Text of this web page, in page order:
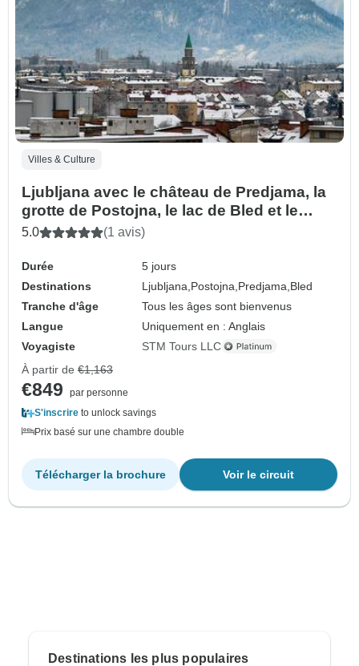
Villes & Culture
Ljubljana avec le château de Predjama, la
grotte de Postojna, le lac de Bled et le
château de Ljubljana - 5 jours
5.0 (1 avis)
Durée
5 jours
Destinations
Ljubljana, Postojna, Predjama, Bled
Tranche d'âge
Tous les âges sont bienvenus
Langue
Uniquement en : Anglais
Voyagiste
STM Tours LLC
À partir de €1,163
€849
par personne
S'inscrire to unlock savings
Prix basé sur une chambre double
Voir le circuit
Télécharger la brochure
Destinations les plus populaires